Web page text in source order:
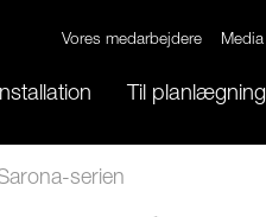
Vores medarbejdere Media
Til planlægning
serien